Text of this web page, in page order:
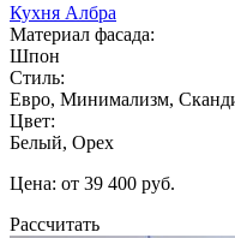
Кухня Албра
Материал фасада:
Шпон
Стиль:
Евро, Минимализм,
Цвет:
Белый, Орех
Цена: от 39 400 руб.
Рассчитать